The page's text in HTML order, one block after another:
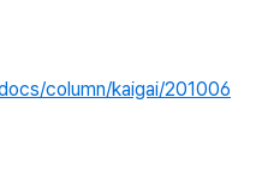
column/kaigai/201006